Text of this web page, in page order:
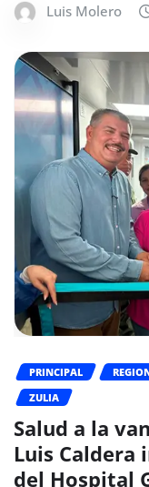
Luis Molero
PRINCIPAL
ZULIA
Salud a la
Luis Caldera
del Hospital